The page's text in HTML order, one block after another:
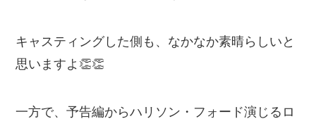
キャスティングした側も、なかなか素晴らしいと
思いますよ👏👏
一方で、予告編からハリソン・フォード演じるロ